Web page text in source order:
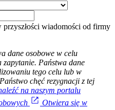
wiadomości od firmy
dane osobowe w celu
Państwa dane
tego celu lub w
chęć rezygnacji z tej
na naszym portalu
Otwiera się w